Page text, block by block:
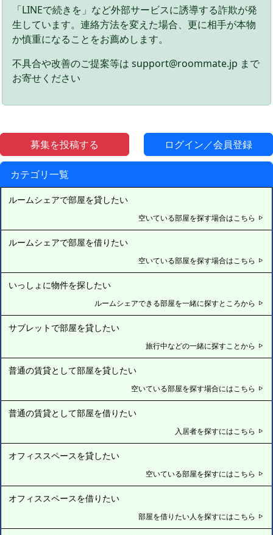
募集を投稿する ログイン／会員登録
カテゴリ一覧
ルームシェアで部屋を貸したい
空いている部屋を探す場合はこちら
ルームシェアで部屋を借りたい
空いている部屋を探す場合はこちら
いっしょに物件を探したい
ルームシェアできる部屋を一緒に探すところから
サブレットで部屋を貸したい
旅行中などの一緒に探すことから
普通の賃貸として部屋を貸したい
空いている部屋を探す場合にはこちら
普通の賃貸として部屋を借りたい
入居者を探すにはこちら
オフィススペースを貸したい
空いている部屋を探すにはこちら
オフィススペースを借りたい
部屋を借りたい人を探すにはこちら
「LINEで続きを」など外部サービスに誘導する詐欺が発
生しています。連絡方法を変えた場合、更に相手が本物
か慎重になることをお薦めします。
不具合や改善のご提案等は support@roommate.jp まで
お寄せください